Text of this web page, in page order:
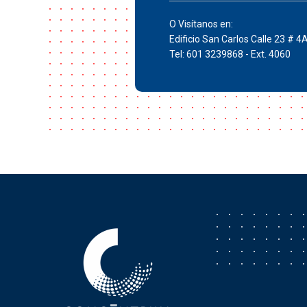
O Visítanos en:
Edificio San Carlos Calle 23 #
Tel: 601 3239868 - Ext. 4060